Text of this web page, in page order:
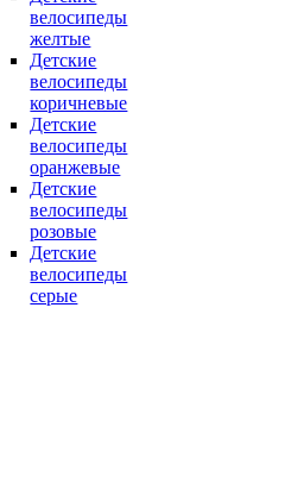
велосипеды
желтые
Детские
велосипеды
коричневые
Детские
велосипеды
оранжевые
Детские
велосипеды
розовые
Детские
велосипеды
серые